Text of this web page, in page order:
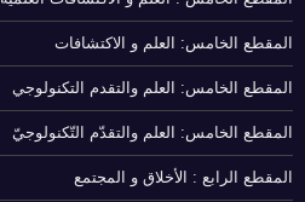
المقطع الخامس: العلم و الاكتشافات
المقطع الخامس: العلم والتقدم التكنولوجي
المقطع الخامس: العلم والتقدّم التّكنولوجيّ
المقطع الرابع : الأخلاق و المجتمع